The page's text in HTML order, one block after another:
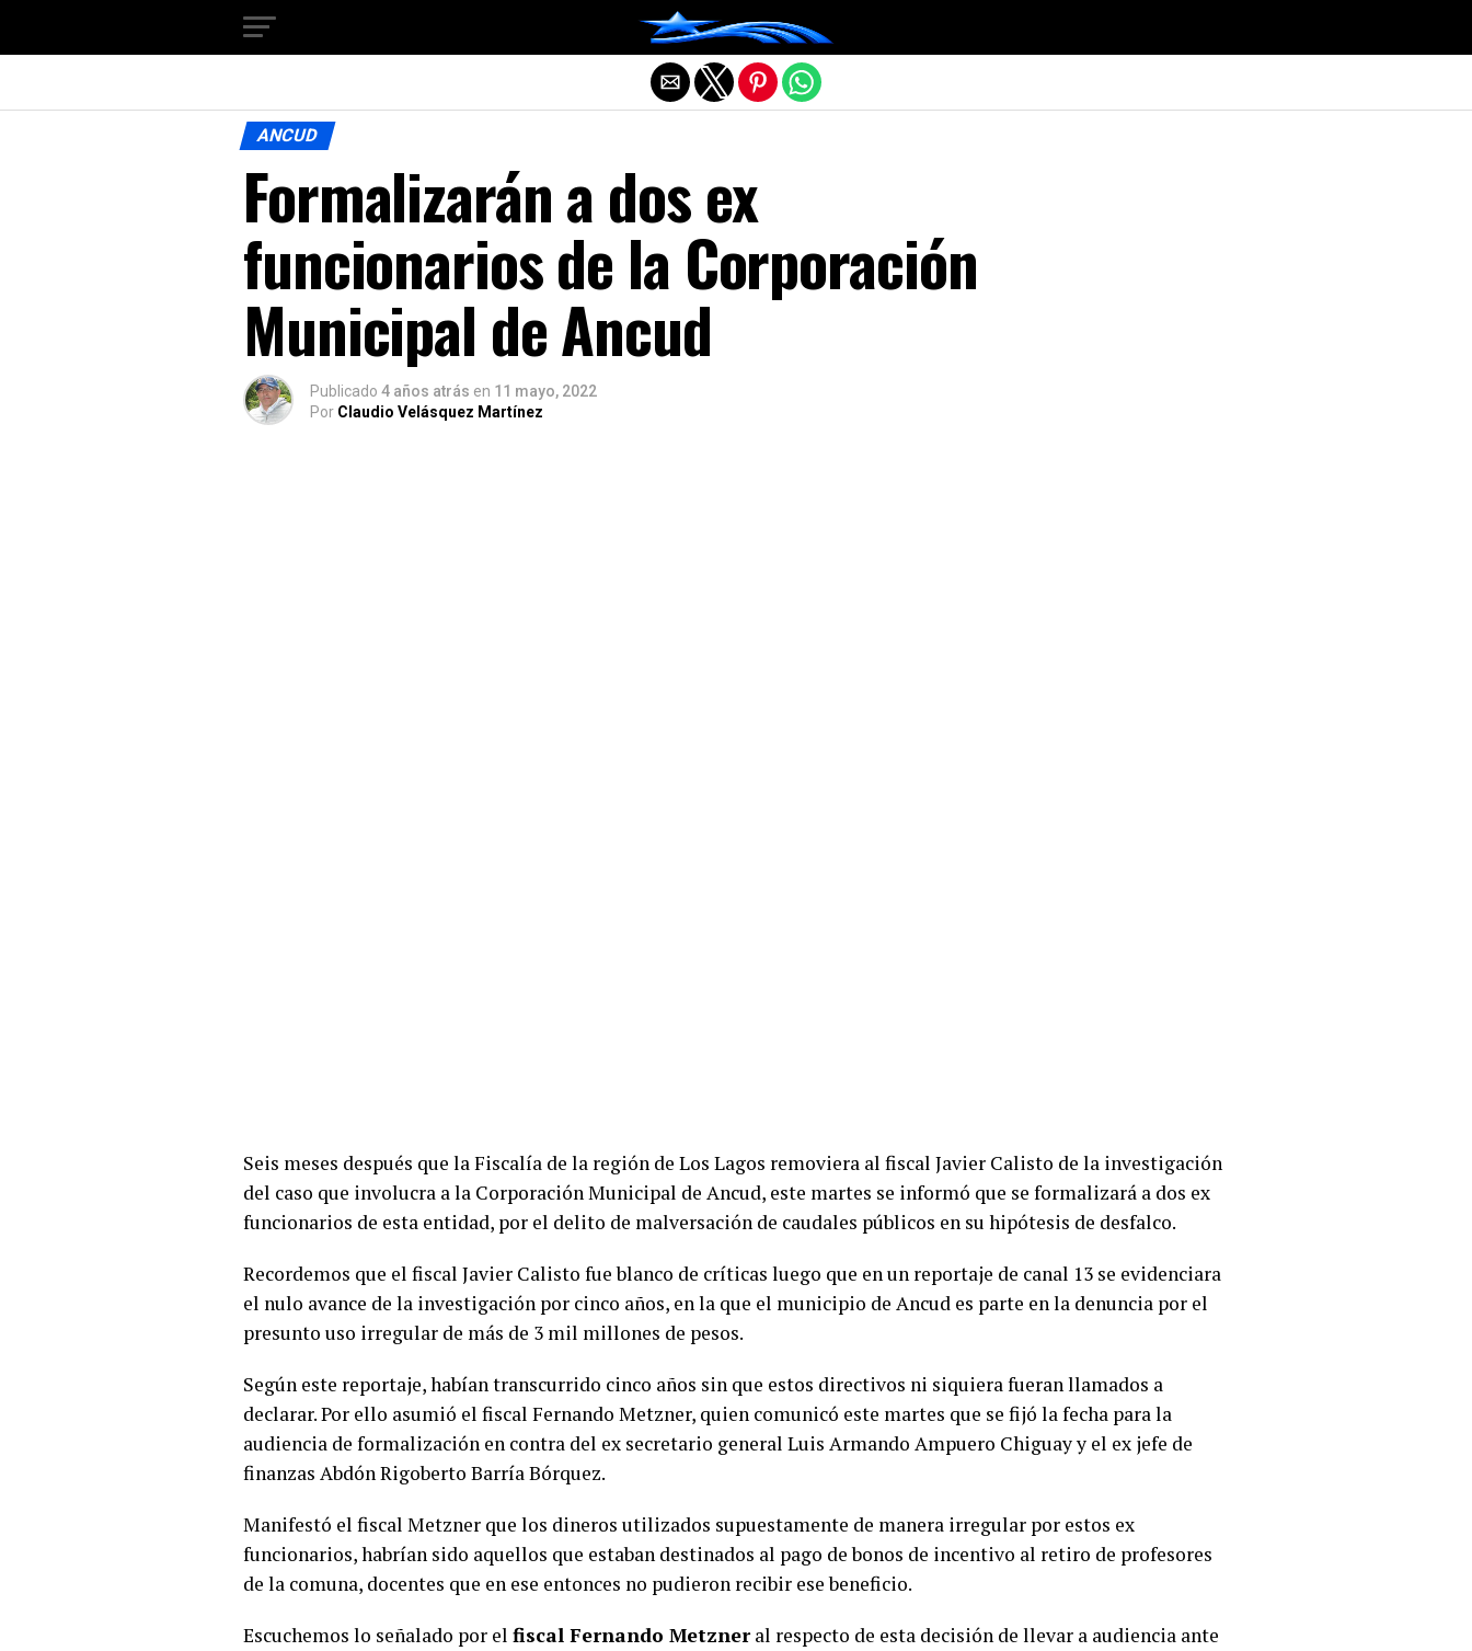
ANCUD
Formalizarán a dos ex
funcionarios de la Corporación
Municipal de Ancud
Publicado 4 años atrás en 11 mayo, 2022
Por Claudio Velásquez Martínez
Seis meses después que la Fiscalía de la región de Los Lagos removiera al fiscal Javier Calisto de la investigación
del caso que involucra a la Corporación Municipal de Ancud, este martes se informó que se formalizará a dos ex
funcionarios de esta entidad, por el delito de malversación de caudales públicos en su hipótesis de desfalco.
Recordemos que el fiscal Javier Calisto fue blanco de críticas luego que en un reportaje de canal 13 se evidenciara
el nulo avance de la investigación por cinco años, en la que el municipio de Ancud es parte en la denuncia por el
presunto uso irregular de más de 3 mil millones de pesos.
Según este reportaje, habían transcurrido cinco años sin que estos directivos ni siquiera fueran llamados a
declarar. Por ello asumió el fiscal Fernando Metzner, quien comunicó este martes que se fijó la fecha para la
audiencia de formalización en contra del ex secretario general Luis Armando Ampuero Chiguay y el ex jefe de
finanzas Abdón Rigoberto Barría Bórquez.
Manifestó el fiscal Metzner que los dineros utilizados supuestamente de manera irregular por estos ex
funcionarios, habrían sido aquellos que estaban destinados al pago de bonos de incentivo al retiro de profesores
de la comuna, docentes que en ese entonces no pudieron recibir ese beneficio.
Escuchemos lo señalado por el fiscal Fernando Metzneral respecto de esta decisión de llevar a audiencia ante
Salir de la versión móvil